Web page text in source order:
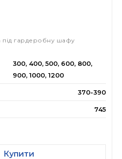
під гардеробну шафу
300, 400, 500, 600, 800,
900, 1000, 1200
370-390
745
Купити